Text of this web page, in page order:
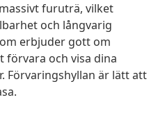
furuträ, vilket
och långvarig
erbjuder gott om
och visa dina
Förvaringshyllan är lätt att